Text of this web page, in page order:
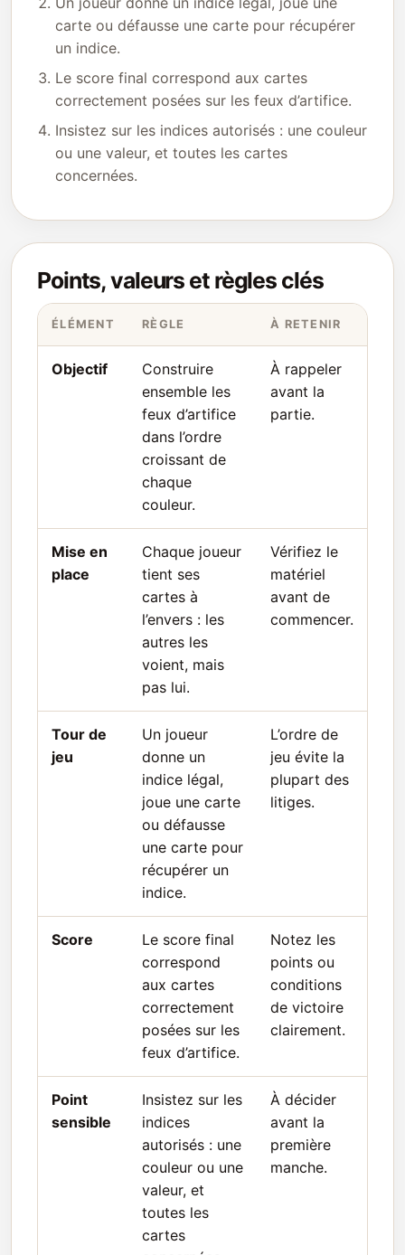
carte ou défausse une carte pour récupérer
un indice.
Le score final correspond aux cartes
correctement posées sur les feux d’artifice.
Insistez sur les indices autorisés : une couleur
ou une valeur, et toutes les cartes
concernées.
Points, valeurs et règles clés
ÉLÉMENT RÈGLE À RETENIR
Objectif
Construire
ensemble les
feux d’artifice
dans l’ordre
croissant de
chaque
couleur.
À rappeler
avant la
partie.
Mise en
place
Chaque joueur
tient ses
cartes à
l’envers : les
autres les
voient, mais
pas lui.
Vérifiez le
matériel
avant de
commencer.
Tour de
jeu
Un joueur
donne un
indice légal,
joue une carte
ou défausse
une carte pour
récupérer un
indice.
L’ordre de
jeu évite la
plupart des
litiges.
Score
Le score final
correspond
aux cartes
correctement
posées sur les
feux d’artifice.
Notez les
points ou
conditions
de victoire
clairement.
Point
sensible
Insistez sur les
indices
autorisés : une
couleur ou une
valeur, et
toutes les
cartes
À décider
avant la
première
manche.